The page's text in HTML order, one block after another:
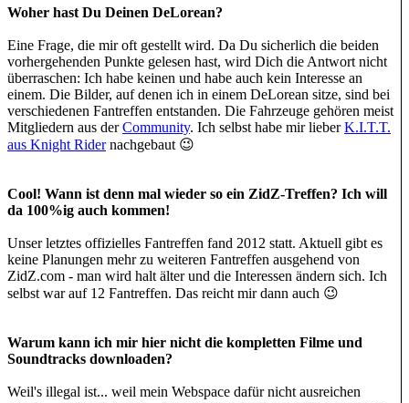
Woher hast Du Deinen DeLorean?
Eine Frage, die mir oft gestellt wird. Da Du sicherlich die beiden
vorhergehenden Punkte gelesen hast, wird Dich die Antwort nicht
überraschen: Ich habe keinen und habe auch kein Interesse an
einem. Die Bilder, auf denen ich in einem DeLorean sitze, sind bei
verschiedenen Fantreffen entstanden. Die Fahrzeuge gehören meist
Mitgliedern aus derCommunity. Ich selbst habe mir lieberK.I.T.T.
aus Knight Ridernachgebaut 😉
Cool! Wann ist denn mal wieder so ein ZidZ-Treffen? Ich will
da 100%ig auch kommen!
Unser letztes offizielles Fantreffen fand 2012 statt. Aktuell gibt es
keine Planungen mehr zu weiteren Fantreffen ausgehend von
ZidZ.com - man wird halt älter und die Interessen ändern sich. Ich
selbst war auf 12 Fantreffen. Das reicht mir dann auch 😉
Warum kann ich mir hier nicht die kompletten Filme und
Soundtracks downloaden?
Weil's illegal ist... weil mein Webspace dafür nicht ausreichen